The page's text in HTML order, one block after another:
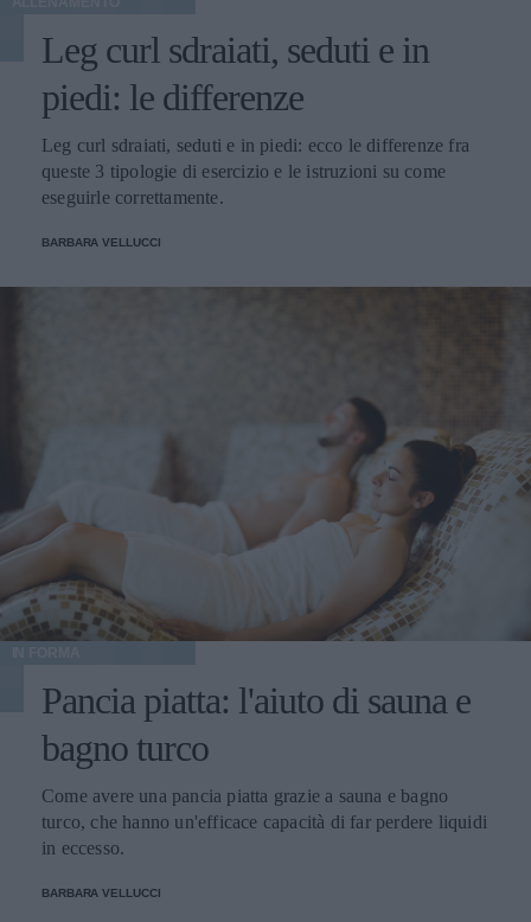
Leg curl sdraiati, seduti e in
piedi: le differenze
Leg curl sdraiati, seduti e in piedi: ecco le differenze fra
queste 3 tipologie di esercizio e le istruzioni su come
eseguirle correttamente.
BARBARA VELLUCCI
Pancia piatta: l'aiuto di sauna e
bagno turco
Come avere una pancia piatta grazie a sauna e bagno
turco, che hanno un'efficace capacità di far perdere liquidi
in eccesso.
BARBARA VELLUCCI